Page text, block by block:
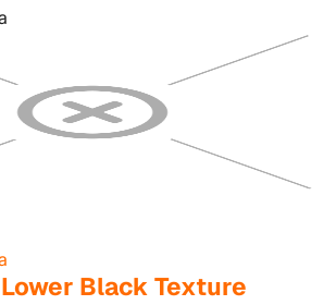
Black Texture